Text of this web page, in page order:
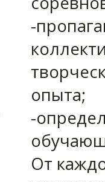
-
опыта;
-
От